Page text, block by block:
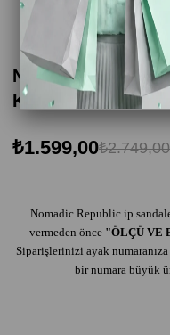
Nomadic
Kadın Halat
₺2.749,00
₺1.599,00
Nomadic Republic ip
vermeden önce "ÖLÇÜ VE
Siparişlerinizi ayak
bir numara büyük